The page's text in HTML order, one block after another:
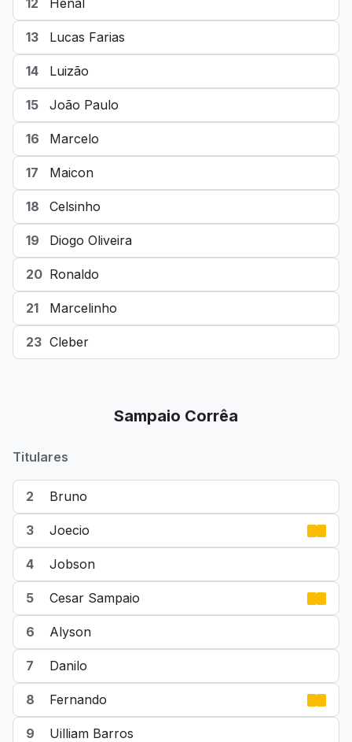
12 Henal
13 Lucas Farias
14 Luizão
15 João Paulo
16 Marcelo
17 Maicon
18 Celsinho
19 Diogo Oliveira
20 Ronaldo
21 Marcelinho
23 Cleber
Sampaio Corrêa
Titulares
2 Bruno
3 Joecio
4 Jobson
5 Cesar Sampaio
6 Alyson
7 Danilo
8 Fernando
9 Uilliam Barros